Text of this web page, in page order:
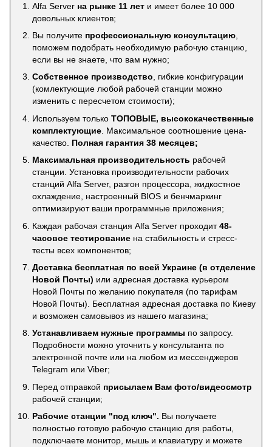
Alfa Server на рынке 11 лет и имеет более 10 000
довольных клиентов;
Вы получите профессиональную консультацию
поможем подобрать необходимую рабочую станцию,
если вы не знаете, что вам нужно;
Собственное производство, гибкие конфигурации
(комлектующие любой рабочей станции можно
изменить с пересчетом стоимости);
Используем только ТОПОВЫЕ, высококачественные
комплектующие . Максимальное соотношение цена-
качество. Полная гарантия 38 месяцев;
Максимальная производительность рабочей
станции. Установка производительности рабочих
станций Alfa Server, разгон процессора, жидкостное
охлаждение, настроенный BIOS и бенчмаркинг
оптимизируют ваши программные приложения;
Каждая рабочая станция Alfa Server проходит48-
часовое тестирование на стабильность и стресс-
тесты всех компонентов;
Доставка бесплатная по всей Украине (в отделение
Новой Почты) или адресная доставка курьером
Новой Почты по желанию покупателя (по тарифам
Новой Почты). Бесплатная адресная доставка по Киеву
и возможен самовывоз из нашего магазина;
Устанавливаем нужные программы по запросу.
Подробности можно уточнить у консультанта по
электронной почте или на любом из мессенджеров
Telegram или Viber;
Перед отправкой присылаем Вам фото/видеосмотр
рабочей станции;
Рабочие станции "под ключ". Вы получаете
полностью готовую рабочую станцию для работы,
подключаете монитор, мышь и клавиатуру и можете